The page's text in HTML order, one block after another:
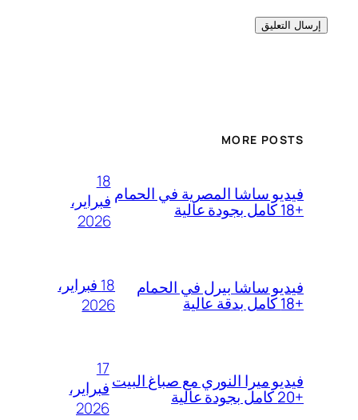
MORE POSTS
فيديو ساشا المصرية في الحمام
+18 كامل بجودة عالية
18
فبراير،
2026
فيديو ساشا بيرل في الحمام
+18 كامل بدقة عالية
18 فبراير،
2026
فيديو ميرا النوري مع صباغ البيت
+20 كامل بجودة عالية
17
فبراير،
2026